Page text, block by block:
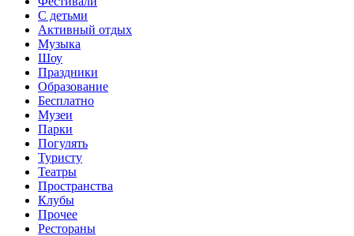
С детьми
Активный отдых
Музыка
Шоу
Праздники
Образование
Бесплатно
Музеи
Парки
Погулять
Туристу
Театры
Пространства
Клубы
Прочее
Рестораны